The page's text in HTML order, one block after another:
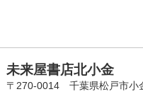
未来屋書店北小金
〒270-0014 千葉県松戸市小